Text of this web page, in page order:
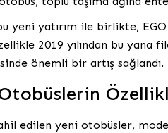
yeni yatırım ile birlikte,
2019 yılından bu yana
önemli bir artış sağlandı.
edilen yeni otobüsler,